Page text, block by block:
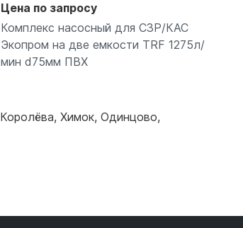
Цена по запросу
Комплекс насосный для СЗР/КАС
Экопром на две емкости TRF 1275л/
мин d75мм ПВХ
Королёва, Химок, Одинцово,